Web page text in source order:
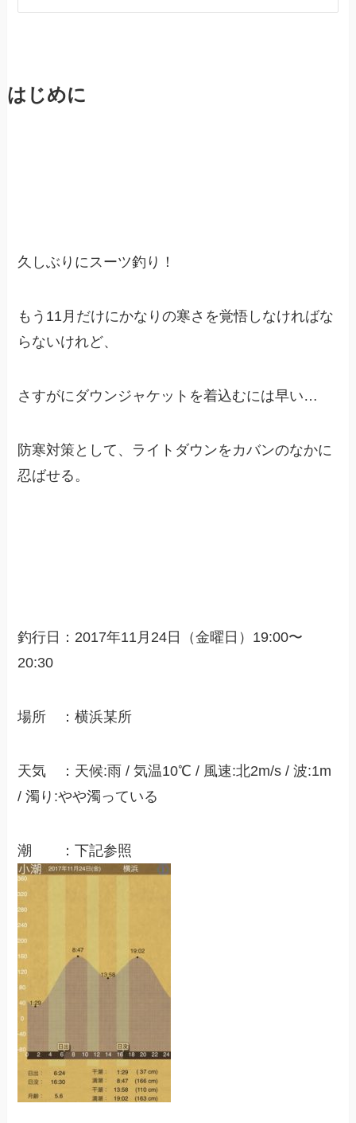
はじめに
久しぶりにスーツ釣り！
もう11月だけにかなりの寒さを覚悟しなければな
らないけれど、
さすがにダウンジャケットを着込むには早い…
防寒対策として、ライトダウンをカバンのなかに
忍ばせる。
釣行日：2017年11月24日（金曜日）19:00〜
20:30
場所 ：横浜某所
天気 ：天候:雨 / 気温10℃ / 風速:北2m/s / 波:1m
/ 濁り:やや濁っている
潮 ：下記参照